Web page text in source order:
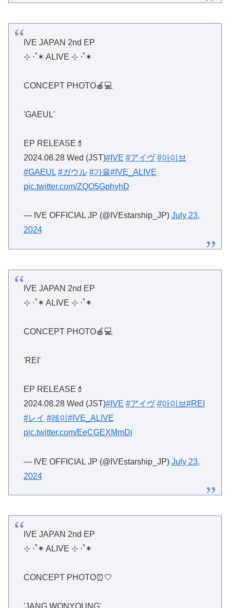
IVE JAPAN 2nd EP
⊹ ‧˚✶ ALIVE ⊹ ‧˚✶
CONCEPT PHOTO🍎💻
'GAEUL'
EP RELEASE💄
2024.08.28 Wed (JST)#IVE #アイヴ #아이브
#GAEUL #ガウル #가을#IVE_ALIVE
pic.twitter.com/ZQO5GphyhD
— IVE OFFICIAL JP (@IVEstarship_JP) July 23,
2024
IVE JAPAN 2nd EP
⊹ ‧˚✶ ALIVE ⊹ ‧˚✶
CONCEPT PHOTO🍎💻
'REI'
EP RELEASE💄
2024.08.28 Wed (JST)#IVE #アイヴ #아이브#REI
#レイ #레이 #IVE_ALIVE
pic.twitter.com/EeCGEXMmDi
— IVE OFFICIAL JP (@IVEstarship_JP) July 23,
2024
IVE JAPAN 2nd EP
⊹ ‧˚✶ ALIVE ⊹ ‧˚✶
CONCEPT PHOTO⏰🤍